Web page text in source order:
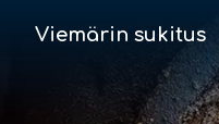
Viemärin sukitus